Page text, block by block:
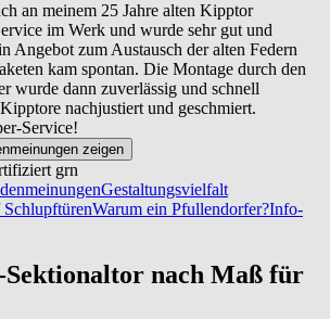
an meinem 25 Jahre alten Kipptor
im Werk und wurde sehr gut und
Angebot zum Austausch der alten Federn
kam spontan. Die Montage durch den
wurde dann zuverlässig und schnell
nachjustiert und geschmiert.
Service!
zeigen
Gestaltungsvielfalt
Warum ein Pfullendorfer?Info-
Sektionaltor nach Maß für